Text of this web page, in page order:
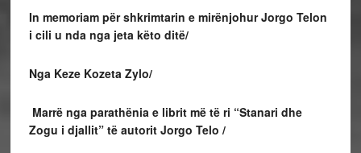
In memoriam për shkrimtarin e mirënjohur Jorgo Telon
i cili u nda nga jeta këto ditë/
Nga Keze Kozeta Zylo/
Marrë nga parathënia e librit më të ri “Stanari dhe
Zogu i djallit” të autorit Jorgo Telo /